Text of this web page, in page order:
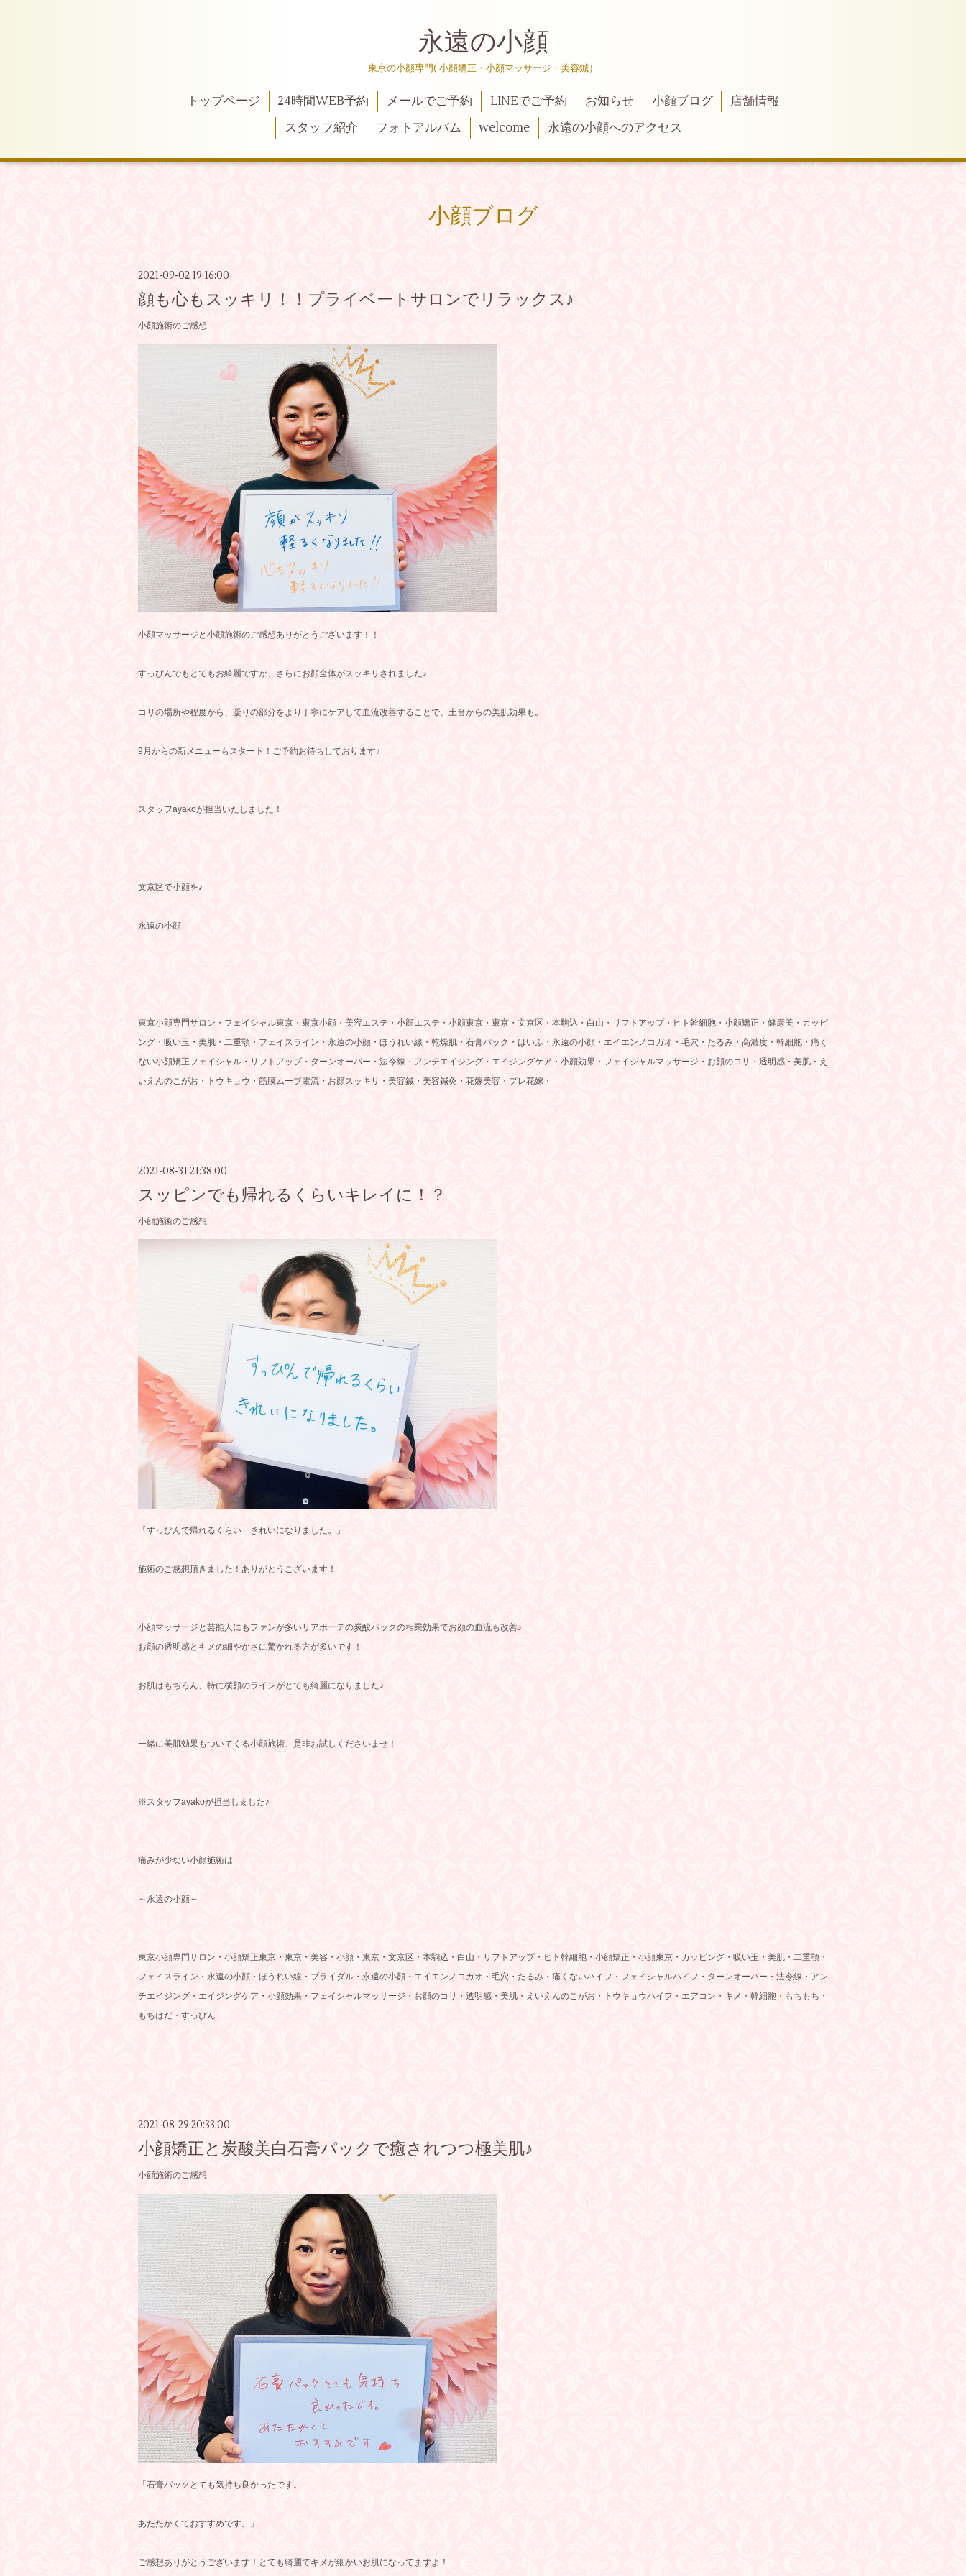
永遠の小顔
東京の小顔専門( 小顔矯正・小顔マッサージ・美容鍼）
トップページ 24時間WEB予約 メールでご予約 LINEでご予約 お知らせ 小顔ブログ
店舗情報
スタッフ紹介
フォトアルバム welcome 永遠の小顔へのアクセス
小顔ブログ
2021-09-02 19:16:00
顔も心もスッキリ！！プライベートサロンでリラックス♪
小顔施術のご感想
小顔マッサージと小顔施術のご感想ありがとうございます！！
すっぴんでもとてもお綺麗ですが、さらにお顔全体がスッキリされました♪
コリの場所や程度から、凝りの部分をより丁寧にケアして血流改善することで、土台からの美肌効果も。
9月からの新メニューもスタート！ご予約お待ちしております♪
スタッフayakoが担当いたしました！
文京区で小顔を♪
永遠の小顔
東京小顔専門サロン・フェイシャル東京・東京小顔・美容エステ・小顔エステ・小顔東京 ・東京・文京区・本駒込・白山・リフトアップ・ヒト幹細胞・小顔矯正・健康美・カッピ
ング・吸い玉・美肌・二重顎・フェイスライン・永遠の小顔・ほうれい線・乾燥肌・石膏パック・はいふ・永遠の小顔・エイエンノコガオ・毛穴・たるみ・高濃度・幹細胞・痛く
ない小顔矯正フェイシャル・リフトアップ・ターンオーバー・法令線・アンチエイジング・エイジングケア・小顔効果・フェイシャルマッサージ・お顔のコリ・透明感・美肌・え
いえんのこがお・トウキョウ・筋膜ムーブ電流・お顔スッキリ・美容鍼・美容鍼灸・花嫁美容・プレ花嫁・
2021-08-31 21:38:00
スッピンでも帰れるくらいキレイに！？
小顔施術のご感想
「すっぴんで帰れるくらい きれいになりました。」
施術のご感想頂きました！ありがとうございます！
小顔マッサージと芸能人にもファンが多いリアボーテの炭酸パックの相乗効果でお顔の血流も改善♪
お顔の透明感とキメの細やかさに驚かれる方が多いです！
お肌はもちろん、特に横顔のラインがとても綺麗になりました♪
一緒に美肌効果もついてくる小顔施術、是非お試しくださいませ！
※スタッフayakoが担当しました♪
痛みが少ない小顔施術は
～永遠の小顔～
東京小顔専門サロン・小顔矯正東京・東京・美容・小顔・東京・文京区・本駒込・白山・リフトアップ・ヒト幹細胞・小顔矯正・小顔東京・カッピング・吸い玉・美肌・二重顎・
フェイスライン・永遠の小顔・ほうれい線・ブライダル・永遠の小顔・エイエンノコガオ・毛穴・たるみ・痛くないハイフ・フェイシャルハイフ・ターンオーバー・法令線・アン
チエイジング・エイジングケア・小顔効果・フェイシャルマッサージ・お顔のコリ・透明感・美肌・えいえんのこがお・トウキョウハイフ・エアコン・キメ・幹細胞・もちもち・
もちはだ・すっぴん
2021-08-29 20:33:00
小顔矯正と炭酸美白石膏パックで癒されつつ極美肌♪
小顔施術のご感想
「石膏パックとても気持ち良かったです。
あたたかくておすすめです。」
ご感想ありがとうございます！とても綺麗でキメが細かいお肌になってますよ！